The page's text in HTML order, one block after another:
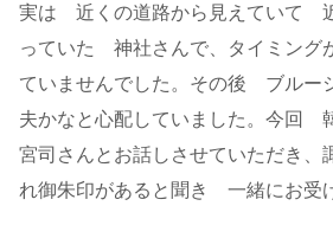
実は 近くの道路から見えていて
っていた 神社さんで、タイミング
ていませんでした。その後 ブルー
夫かなと心配していました。今回
宮司さんとお話しさせていただき、
れ御朱印があると聞き 一緒にお受